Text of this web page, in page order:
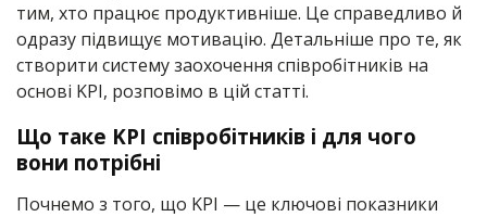
тим, хто працює продуктивніше. Це справедливо й
одразу підвищує мотивацію. Детальніше про те, як
створити систему заохочення співробітників на
основі KPI, розповімо в цій статті.
Що таке KPI співробітників і для чого
вони потрібні
Почнемо з того, що KPI — це ключові показники